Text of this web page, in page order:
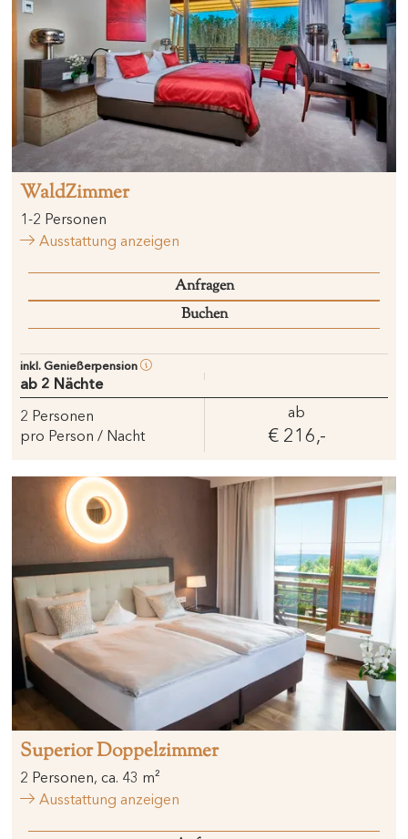
WaldZimmer
1-2 Personen
Ausstattung anzeigen
Anfragen
Buchen
inkl. Genießerpension
ab 2 Nächte
2 Personen
pro Person / Nacht
ab
€ 216,-
Superior Doppelzimmer
2 Personen, ca. 43 m²
Ausstattung anzeigen